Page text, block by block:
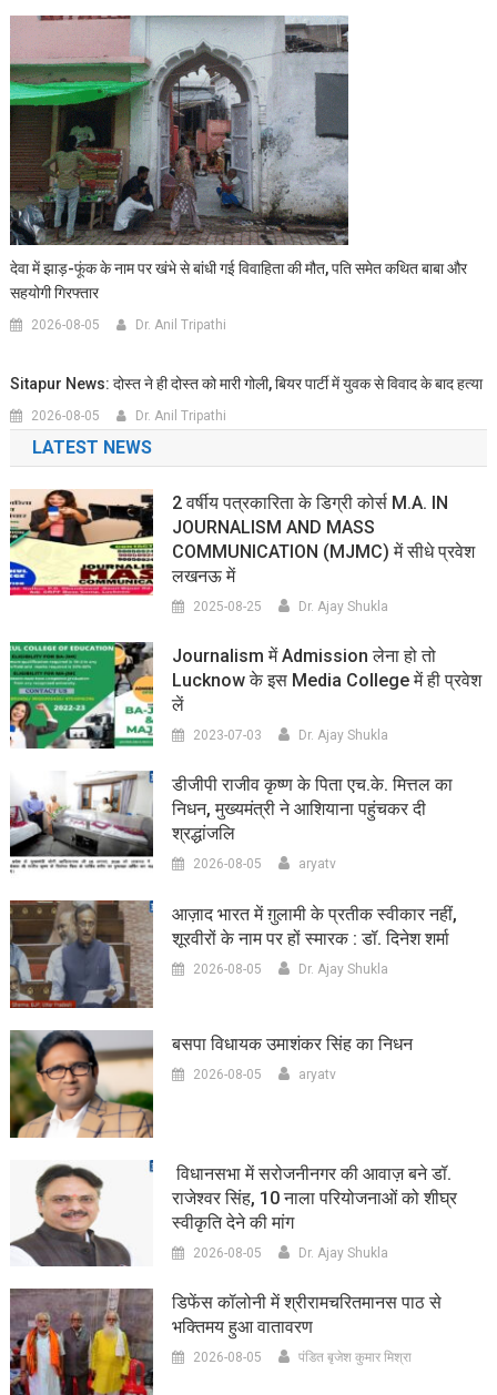
देवा में झाड़-फूंक के नाम पर खंभे से बांधी गई विवाहिता की मौत, पति समेत कथित बाबा और
सहयोगी गिरफ्तार
2026-08-05 Dr. Anil Tripathi
Sitapur News: दोस्त ने ही दोस्त को मारी गोली, बियर पार्टी में युवक से विवाद के बाद हत्या
2026-08-05 Dr. Anil Tripathi
LATEST NEWS
2 वर्षीय पत्रकारिता के डिग्री कोर्स M.A. IN
JOURNALISM AND MASS
COMMUNICATION (MJMC) में सीधे प्रवेश
लखनऊ में
2025-08-25 Dr. Ajay Shukla
Journalism में Admission लेना हो तो
Lucknow के इस Media College में ही प्रवेश
लें
2023-07-03 Dr. Ajay Shukla
डीजीपी राजीव कृष्ण के पिता एच.के. मित्तल का
निधन, मुख्यमंत्री ने आशियाना पहुंचकर दी
श्रद्धांजलि
2026-08-05 aryatv
आज़ाद भारत में ग़ुलामी के प्रतीक स्वीकार नहीं,
शूरवीरों के नाम पर हों स्मारक : डॉ. दिनेश शर्मा
2026-08-05 Dr. Ajay Shukla
बसपा विधायक उमाशंकर सिंह का निधन
2026-08-05 aryatv
विधानसभा में सरोजनीनगर की आवाज़ बने डॉ.
राजेश्वर सिंह, 10 नाला परियोजनाओं को शीघ्र
स्वीकृति देने की मांग
2026-08-05 Dr. Ajay Shukla
डिफेंस कॉलोनी में श्रीरामचरितमानस पाठ से
भक्तिमय हुआ वातावरण
2026-08-05 पंडित बृजेश कुमार मिश्रा